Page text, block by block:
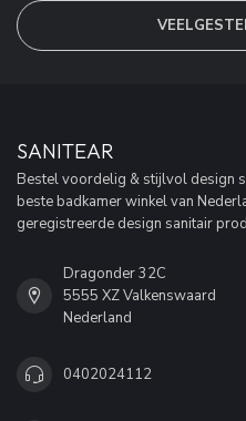
SANITEAR
Bestel voordelig & stijlvol design
beste badkamer winkel van
geregistreerde design sanitair
Dragonder 32C
5555 XZ Valkenswaard
Nederland
0402024112